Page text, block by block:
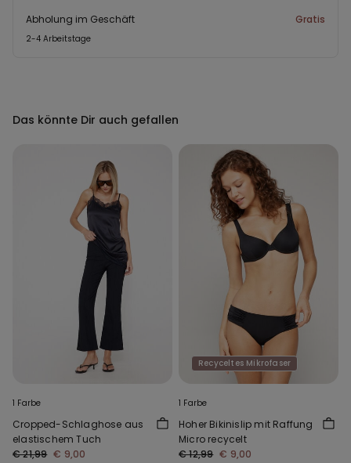
Abholung im Geschäft Gratis
2-4 Arbeitstage
Das könnte Dir auch gefallen
1 Farbe
Cropped-Schlaghose aus
elastischem Tuch
€ 21,99 € 9,00
Recyceltes Mikrofaser
1 Farbe
Hoher Bikinislip mit Raffung
Micro recycelt
€ 12,99 € 9,00